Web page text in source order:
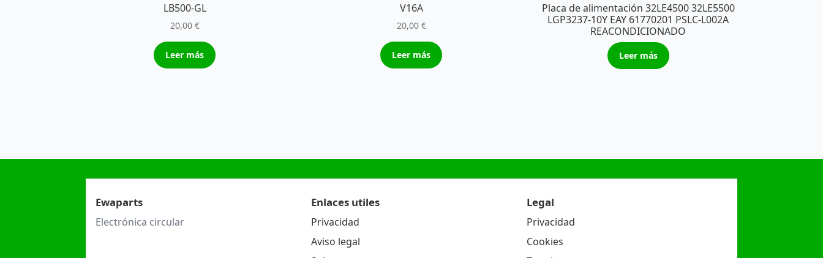
LB500-GL
20,00 €
Leer más
V16A
20,00 €
Leer más
Placa de alimentación 32LE4500 32LE5500
LGP3237-10Y EAY 61770201 PSLC-L002A
REACONDICIONADO
Leer más
Ewaparts
Electrónica circular
Enlaces utiles
Privacidad
Aviso legal
Legal
Privacidad
Cookies